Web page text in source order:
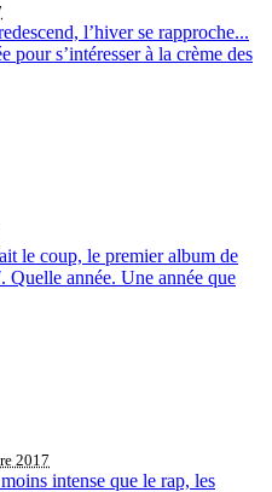
l’hiver se rapproche...
pour s’intéresser à la crème des
le coup, le premier album de
Quelle année. Une année que
2017
intense que le rap, les